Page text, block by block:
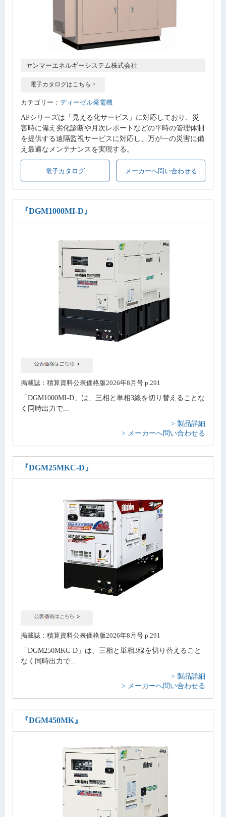
ヤンマーエネルギーシステム株式会社
電子カタログはこちら >
カテゴリー： ディーゼル発電機
APシリーズは「見える化サービス」に対応しており、災
害時に備え劣化診断や月次レポートなどの平時の管理体制
を提供する遠隔監視サービスに対応し、万が一の災害に備
え最適なメンテナンスを実現する。
電子カタログ メーカーへ問い合わせる
『DGM1000MI-D』
掲載誌：積算資料公表価格版2026年8月号 p.291
「DGM1000MI-D」は、三相と単相3線を切り替えることな
く同時出力で...
> 製品詳細
> メーカーへ問い合わせる
『DGM25MKC-D』
掲載誌：積算資料公表価格版2026年8月号 p.291
「DGM250MKC-D」は、三相と単相3線を切り替えること
なく同時出力で...
> 製品詳細
> メーカーへ問い合わせる
『DGM450MK』